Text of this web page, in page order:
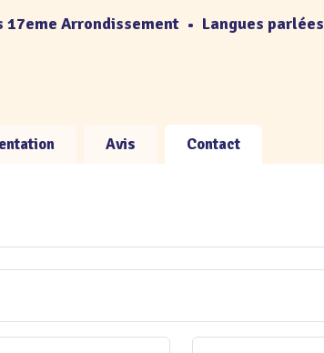
17eme Arrondissement • Langues parlées
Avis Contact